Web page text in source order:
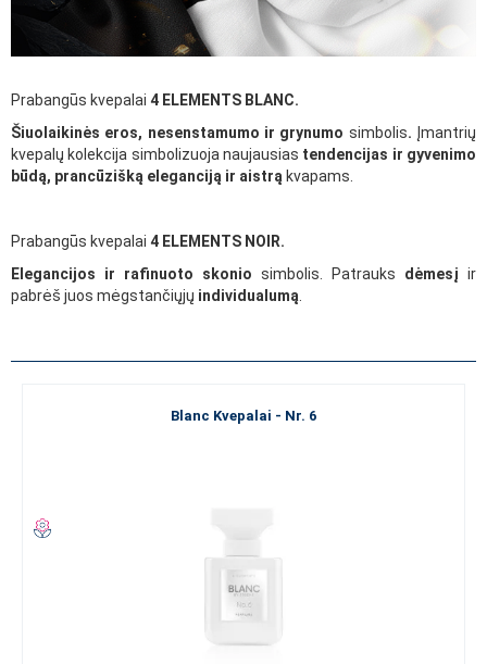
Prabangūs kvepalai 4 ELEMENTS BLANC.
Šiuolaikinės eros, nesenstamumo ir grynumo simbolis. Įmantrių
kvepalų kolekcija simbolizuoja naujausias tendencijas ir gyvenimo
būdą, prancūzišką eleganciją ir aistrą kvapams.
Prabangūs kvepalai 4 ELEMENTS NOIR.
Elegancijos ir rafinuoto skonio simbolis. Patrauks dėmesį ir
pabrėš juos mėgstančiųjų individualumą.
Blanc Kvepalai - Nr. 6